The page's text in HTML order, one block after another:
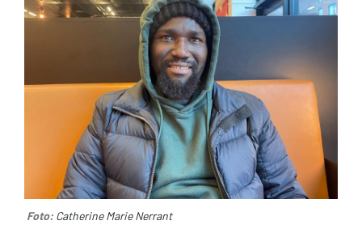
Foto: Catherine Marie Nerrant